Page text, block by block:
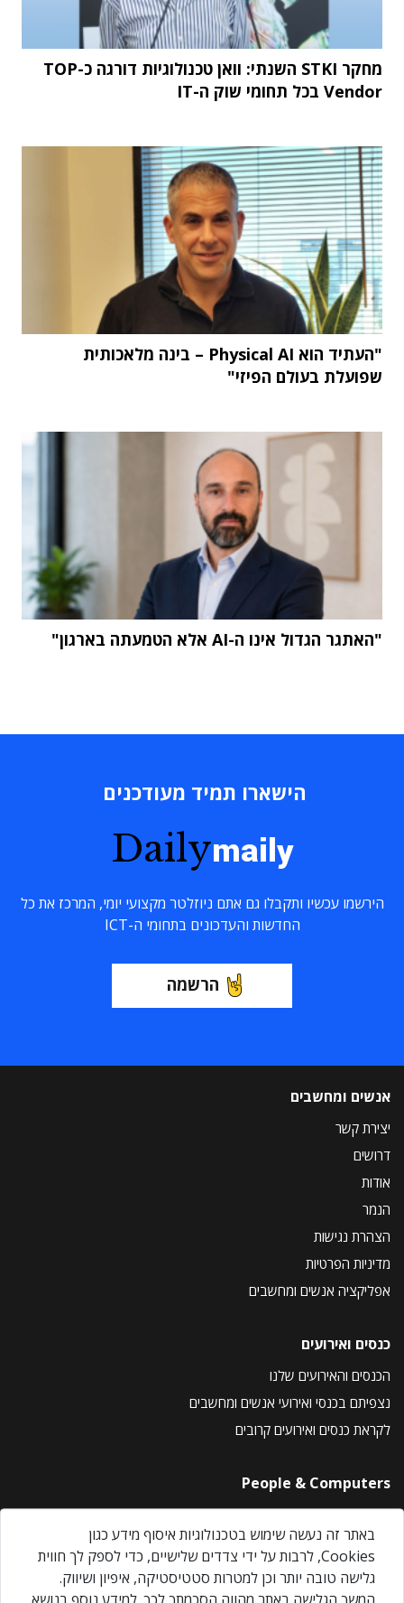
מחקר STKI השנתי: וואן טכנולוגיות דורגה כ-TOP
Vendor בכל תחומי שוק ה-IT
"העתיד הוא Physical AI – בינה מלאכותית
שפועלת בעולם הפיזי"
"האתגר הגדול אינו ה-AI אלא הטמעתה בארגון"
הישארו תמיד מעודכנים
Dailymaily
הירשמו עכשיו ותקבלו גם אתם ניוזלטר מקצועי יומי, המרכז את כל
החדשות והעדכונים בתחומי ה-ICT
הרשמה
אנשים ומחשבים
יצירת קשר
דרושים
אודות
הנמר
הצהרת נגישות
מדיניות הפרטיות
אפליקציה אנשים ומחשבים
כנסים ואירועים
הכנסים והאירועים שלנו
נצפיתם בכנסי ואירועי אנשים ומחשבים
לקראת כנסים ואירועים קרובים
People & Computers
About Us
Privacy Policy
Contact Us
Our Events
באתר זה נעשה שימוש בטכנולוגיות איסוף מידע כגון
Cookies, לרבות על ידי צדדים שלישיים, כדי לספק לך חווית
גלישה טובה יותר וכן למטרות סטטיסטיקה, איפיון ושיווק.